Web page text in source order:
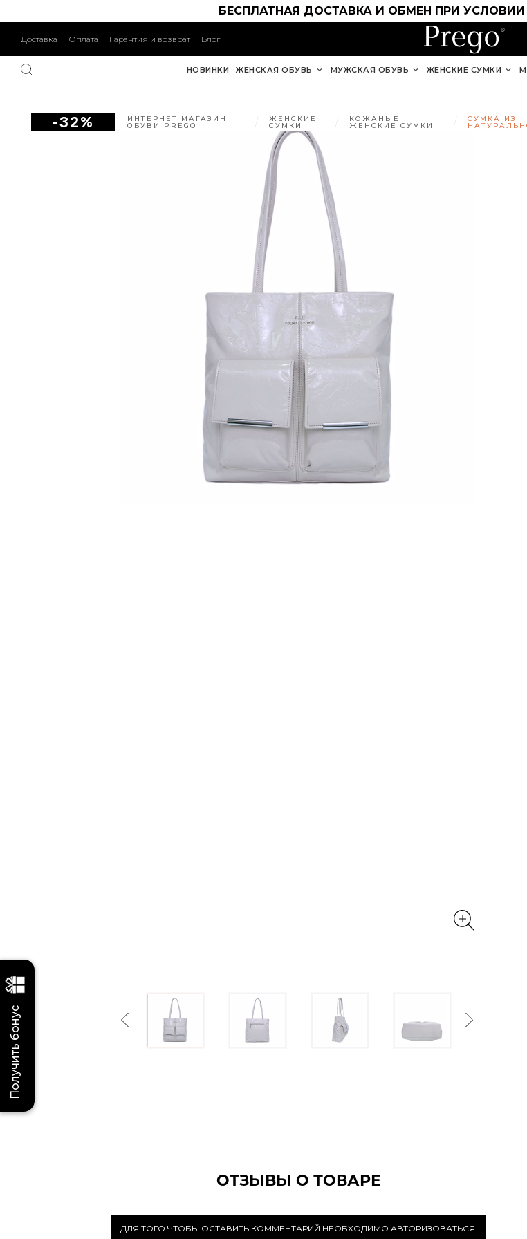
БЕСПЛАТНАЯ ДОСТАВКА И ОБМЕН ПРИ
Доставка Оплата Гарантия и возврат Блог
НОВИНКИ ЖЕНСКАЯ ОБУВЬ МУЖСКАЯ ОБУВЬ ЖЕНСКИЕ СУМКИ
-32% ИНТЕРНЕТ МАГАЗИН
ОБУВИ PREGO
ЖЕНСКИЕ
СУМКИ
КОЖАНЫЕ
ЖЕНСКИЕ СУМКИ
СУМКА ИЗ
Previous Next
ОТЗЫВЫ О ТОВАРЕ
ДЛЯ ТОГО ЧТОБЫ ОСТАВИТЬ КОММЕНТАРИЙ НЕОБХОДИМО АВТОРИЗОВАТЬСЯ.
Получить бонус